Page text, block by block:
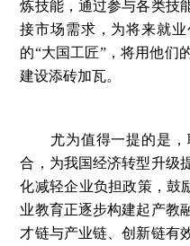
炼技能，通过参与各类技
接市场需求，为将来就
的“大国工匠”，将用他们
建设添砖加瓦。
尤为值得一提的是，
合，为我国经济转型升级
化减轻企业负担政策，鼓
业教育正逐步构建起产教
才链与产业链、创新链有